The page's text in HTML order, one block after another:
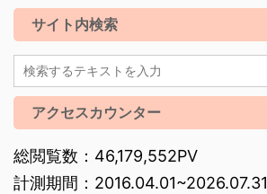
サイト内検索
アクセスカウンター
総閲覧数：46,179,552PV
計測期間：2016.04.01~2026.07.31